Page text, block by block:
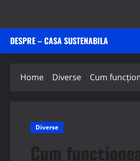
DESPRE – CASA SUSTENABILA
Home Diverse Cum
Diverse
Cum